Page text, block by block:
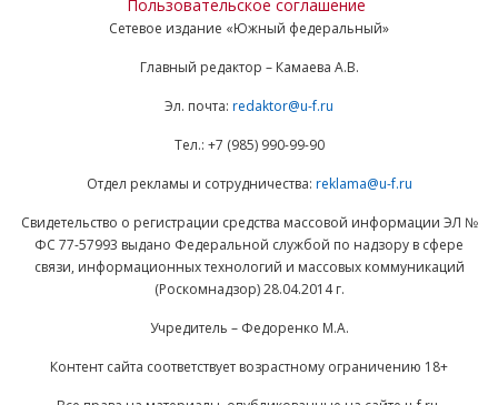
Пользовательское соглашение
Сетевое издание «Южный федеральный»
Главный редактор – Камаева А.В.
Эл. почта: redaktor@u-f.ru
Тел.: +7 (985) 990-99-90
Отдел рекламы и сотрудничества: reklama@u-f.ru
Свидетельство о регистрации средства массовой информации ЭЛ №
ФС 77-57993 выдано Федеральной службой по надзору в сфере
связи, информационных технологий и массовых коммуникаций
(Роскомнадзор) 28.04.2014 г.
Учредитель – Федоренко М.А.
Контент сайта соответствует возрастному ограничению 18+